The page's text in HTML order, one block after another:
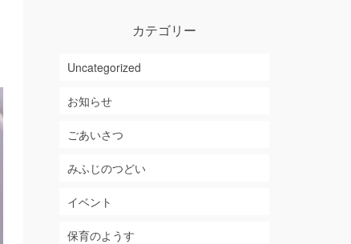
カテゴリー
Uncategorized
お知らせ
ごあいさつ
みふじのつどい
イベント
保育のようす